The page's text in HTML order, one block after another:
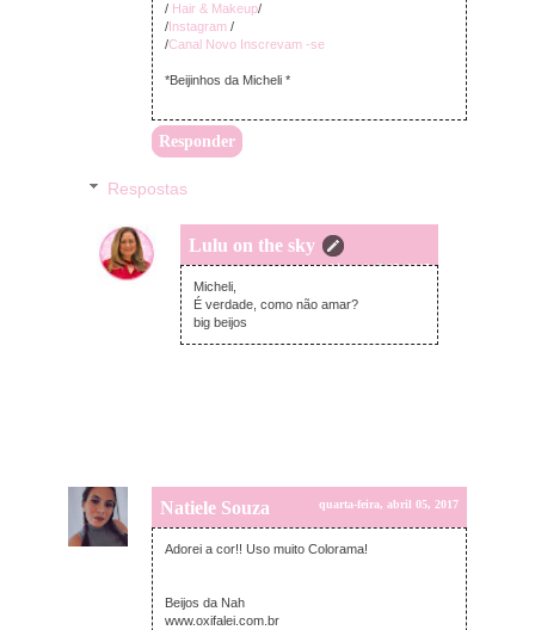
/ Hair & Makeup/
/Instagram /
/Canal Novo Inscrevam -se
*Beijinhos da Micheli *
Responder
Respostas
Lulu on the sky
quarta-feira, abril 05, 2017
Micheli,
É verdade, como não amar?
big beijos
Natiele Souza quarta-feira, abril 05, 2017
Adorei a cor!! Uso muito Colorama!
Beijos da Nah
www.oxifalei.com.br